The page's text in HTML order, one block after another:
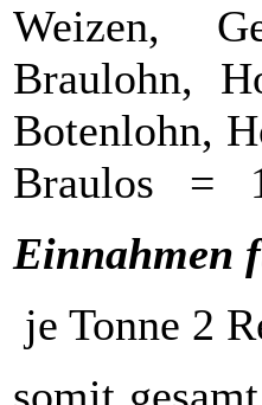
Weizen,
Braulohn,
Botenlohn,
Braulos =
Einnahmen
je Tonne 2